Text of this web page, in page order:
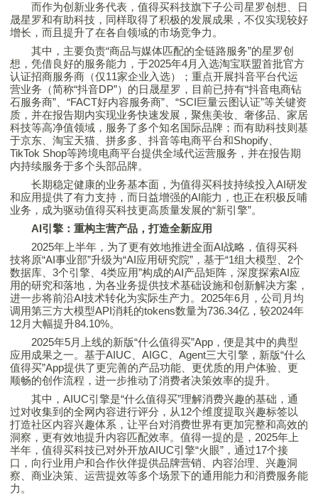
而作为创新业务代表， 值得买科技旗下子公司星罗创想、日
晟星罗和有助科技，同样取得了积极的发展成果，不仅实现较好
增长，而且提升了在各自领域的市场竞争力。
其中，主要负责“商品与媒体匹配的全链路服务”的星罗创
想，凭借良好的服务能力，于2025年4月入选淘宝联盟首批官方
认证招商服务商（仅11家企业入选）；重点开展抖音平台代运
营业务（简称“抖音DP”）的日晟星罗，目前已持有“抖音电商钻
石服务商”、“FACT好内容服务商”、“SCI巨量云图认证”等关键资
质，并在报告期内实现业务快速发展，聚焦美妆、奢侈品、家居
科技等高净值领域，服务了多个知名国际品牌；而有助科技则基
于京东、淘宝天猫、拼多多、抖音等电商平台和Shopify、
TikTok Shop等跨境电商平台提供全域代运营服务，并在报告期
内持续服务于多个头部品牌。
长期稳定健康的业务基本面，为值得买科技持续投入AI研发
和应用提供了有力支持，而日益增强的AI能力，也正在积极反哺
业务，成为驱动值得买科技更高质量发展的“新引擎”。
AI引擎：重构主营产品，打造全新应用
2025年上半年，为了更有效地推进全面AI战略， 值得买科
技将原“AI事业部”升级为“AI应用研究院”，基于“1组大模型、2个
数据库、3个引擎、4类应用”构成的AI产品矩阵，深度探索AI应
用的研究和落地，为各业务提供技术基础设施和创新解决方案，
进一步将前沿AI技术转化为实际生产力。2025年6月，公司月均
调用第三方大模型API消耗的tokens数量为736.34亿，较2024年
12月大幅提升84.10%。
2025年5月上线的新版“什么值得买”App，便是其中的典型
应用成果之一。基于AIUC、AIGC、Agent三大引擎，新版“什么
值得买”App提供了更完善的产品功能、更优质的用户体验、更
顺畅的创作流程，进一步推动了消费者决策效率的提升。
其中，AIUC引擎是“什么值得买”理解消费兴趣的基础，通
过对收集到的全网内容进行评分，从12个维度提取兴趣标签以
打造社区内容兴趣体系，让平台对消费世界有更加完整和高效的
洞察，更有效地提升内容匹配效率。值得一提的是，2025年上
半年， 值得买科技已对外开放AIUC引擎“火眼”，通过17个接
口，向行业用户和合作伙伴提供品牌营销、内容治理、兴趣洞
察、商业决策、运营提效等多个场景下的通用能力和消费服务能
力。